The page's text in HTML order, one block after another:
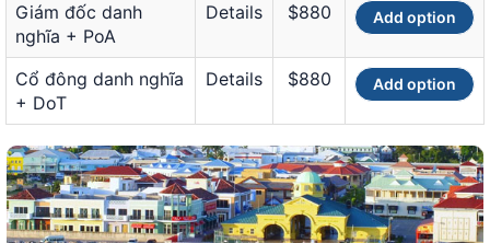
Giám đốc danh
nghĩa + PoA
Details $880 Add option
Cổ đông danh nghĩa
+ DoT
Details $880 Add option